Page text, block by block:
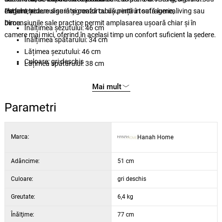
elegant, scaunul se integrează cu ușurință în sufragerie, living sau
birou.
astfel o ședere sigură și confortabilă pentru toată lumea.
Dimensiunile sale practice permit amplasarea ușoară chiar și în
camere mai mici, oferind în același timp un confort suficient la ședere.
Parametri
Înălțimea șezutului: 46 cm
Înălțimea spătarului: 34 cm
Lățimea șezutului: 46 cm
Lățimea spătarului: 38 cm
Culoare: gri deschis
Mai mult
Parametri
Marca: Hanah Home
Adâncime: 51 cm
Culoare: gri deschis
Greutate: 6,4 kg
Înălţime: 77 cm